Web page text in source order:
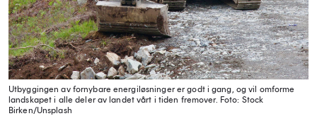
Utbyggingen av fornybare energiløsninger er godt i gang, og vil omforme
landskapet i alle deler av landet vårt i tiden fremover. Foto: Stock
Birken/Unsplash